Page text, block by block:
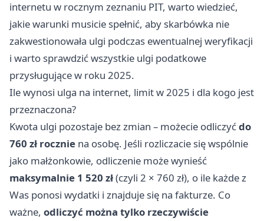
internetu w rocznym zeznaniu PIT, warto wiedzieć,
jakie warunki musicie spełnić, aby skarbówka nie
zakwestionowała ulgi podczas ewentualnej weryfikacji
i warto sprawdzić wszystkie ulgi podatkowe
przysługujące w roku 2025.
Ile wynosi ulga na internet, limit w 2025 i dla kogo jest
przeznaczona?
Kwota ulgi pozostaje bez zmian – możecie odliczyćdo
760 zł rocznie na osobę. Jeśli rozliczacie się wspólnie
jako małżonkowie, odliczenie może wynieść
maksymalnie 1 520 zł(czyli 2 × 760 zł), o ile każde z
Was ponosi wydatki i znajduje się na fakturze. Co
ważne, odliczyć można tylko rzeczywiście